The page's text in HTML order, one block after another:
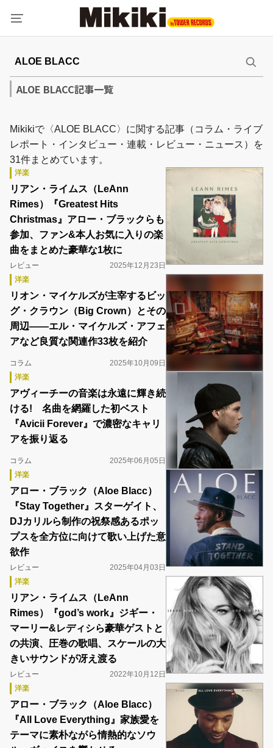
ALOE BLACC記事一覧
Mikikiで〈ALOE BLACC〉に関する記事（コラム・ライブ
レポート・インタビュー・連載・レビュー・ニュース）を
31件まとめています。
洋楽
リアン・ライムス（LeAnn
Rimes）『Greatest Hits
Christmas』アロー・ブラックらも
参加、ファン&本人お気に入りの楽
曲をまとめた豪華な1枚に
レビュー
2025年12月23日
洋楽
リオン・マイケルズが主宰するビッ
グ・クラウン（Big Crown）とその
周辺――エル・マイケルズ・アフェ
アなど良質な関連作33枚を紹介
コラム
2025年10月09日
洋楽
アヴィーチーの音楽は永遠に輝き続
ける! 名曲を網羅した初ベスト
『Avicii Forever』で濃密なキャリ
アを振り返る
コラム
2025年06月05日
洋楽
アロー・ブラック（Aloe Blacc）
『Stay Together』スターゲイト、
DJカリルら制作の祝祭感あるポッ
プスを全方位に向けて歌い上げた意
欲作
レビュー
2025年04月03日
洋楽
リアン・ライムス（LeAnn
Rimes）『god’s work』ジギー・
マーリー&レディシら豪華ゲストと
の共演、圧巻の歌唱、スケールの大
きいサウンドが冴え渡る
レビュー
2022年10月12日
洋楽
アロー・ブラック（Aloe Blacc）
『All Love Everything』家族愛を
テーマに素朴ながら情熱的なソウ